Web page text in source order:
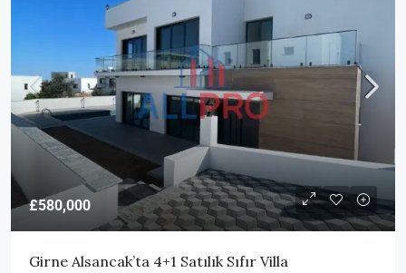
£580,000
Girne Alsancak’ta 4+1 Satılık Sıfır Villa